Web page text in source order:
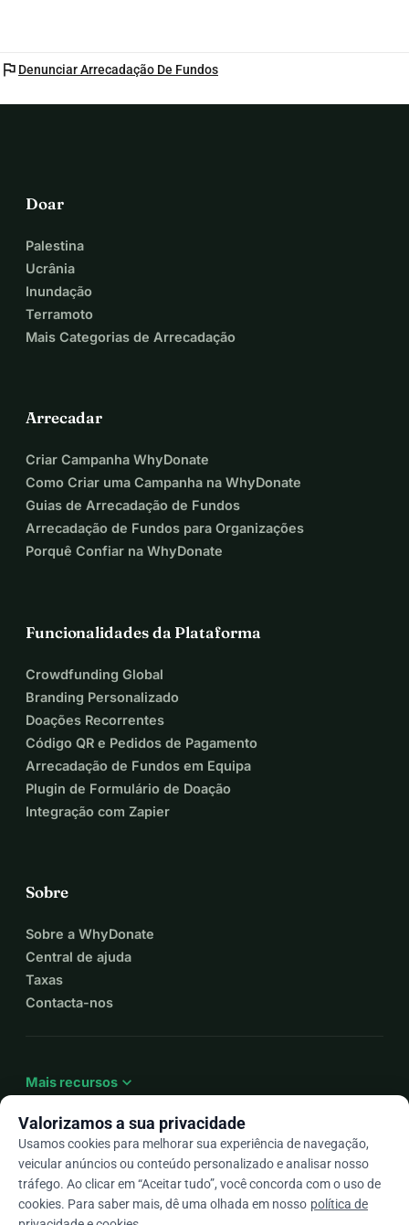
flag Denunciar Arrecadação De Fundos
Doar
Palestina
Ucrânia
Inundação
Terramoto
Mais Categorias de Arrecadação
Arrecadar
Criar Campanha WhyDonate
Como Criar uma Campanha na WhyDonate
Guias de Arrecadação de Fundos
Arrecadação de Fundos para Organizações
Porquê Confiar na WhyDonate
Funcionalidades da Plataforma
Crowdfunding Global
Branding Personalizado
Doações Recorrentes
Código QR e Pedidos de Pagamento
Arrecadação de Fundos em Equipa
Plugin de Formulário de Doação
Integração com Zapier
Sobre
Sobre a WhyDonate
Central de ajuda
Taxas
Contacta-nos
Mais recursos expand_more
Ptarrow_drop_down
★★★★★4,9 / 5 com base em mais de 500 avaliações
Valorizamos a sua privacidade
Usamos cookies para melhorar sua experiência de navegação,
veicular anúncios ou conteúdo personalizado e analisar nosso
tráfego. Ao clicar em “Aceitar tudo”, você concorda com o uso de
cookies. Para saber mais, dê uma olhada em nosso política de